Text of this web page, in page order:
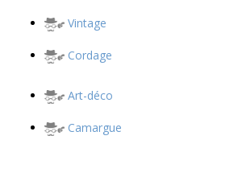
Vintage
Cordage
Art-déco
Camargue